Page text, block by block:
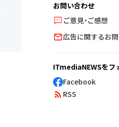
お問い合わせ
ご意見・ご感想
広告に関するお
ITmediaNEWSをフ
Facebook
RSS